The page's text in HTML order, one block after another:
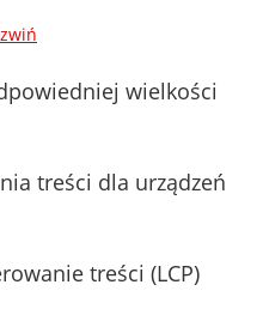
wielkości
treści dla urządzeń
treści (LCP)